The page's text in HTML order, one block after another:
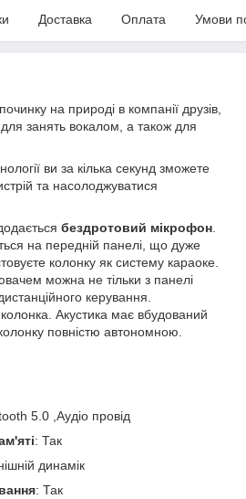
Доставка Оплата Умови
на природі в компанії друзів,
занять вокалом, а також для
ви за кілька секунд зможете
та насолоджуватися
бездротовий мікрофон
на передній панелі, що дуже
колонку як систему караоке.
можна не тільки з панелі
керування.
Акустика має вбудований
повністю автономною.
5.0 ,Аудіо провід
: Так
динамік
: Так